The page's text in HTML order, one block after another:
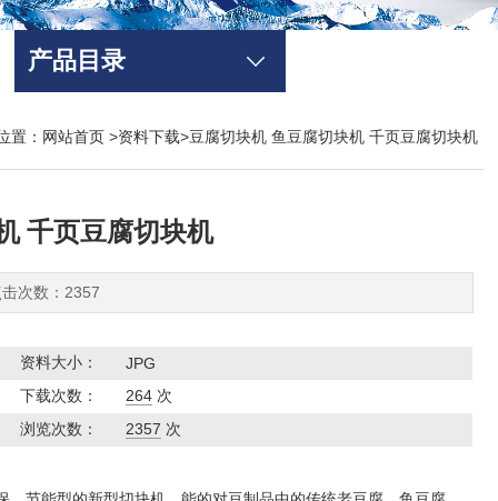
产品目录
置： 网站首页>资料下载>豆腐切块机 鱼豆腐切块机 千页豆腐切块机
千页豆腐切块机
次数：2357
资料大小：
JPG
下载次数：
264次
浏览次数：
2357 次